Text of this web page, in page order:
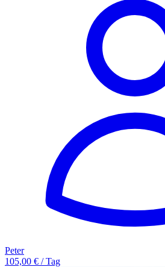
Peter
105,00 € / Tag